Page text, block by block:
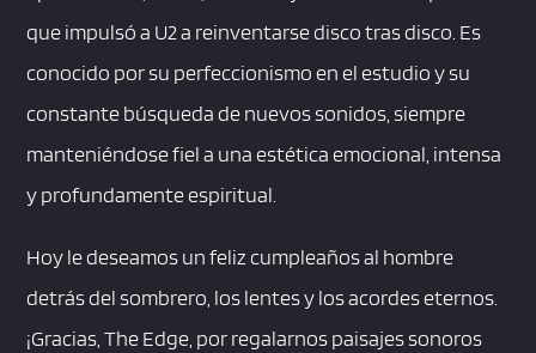
que impulsó a U2 a reinventarse disco tras disco. Es
conocido por su perfeccionismo en el estudio y su
constante búsqueda de nuevos sonidos, siempre
manteniéndose fiel a una estética emocional, intensa
y profundamente espiritual.
Hoy le deseamos un feliz cumpleaños al hombre
detrás del sombrero, los lentes y los acordes eternos.
¡Gracias, The Edge, por regalarnos paisajes sonoros